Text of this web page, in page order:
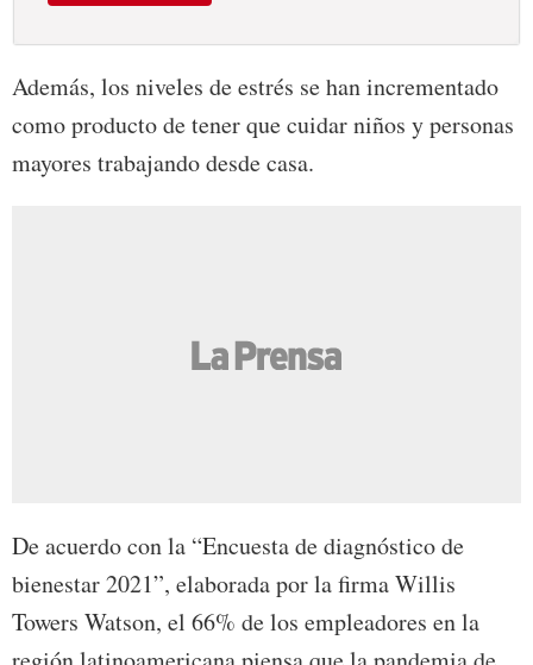
Además, los niveles de estrés se han incrementado
como producto de tener que cuidar niños y personas
mayores trabajando desde casa.
De acuerdo con la “Encuesta de diagnóstico de
bienestar 2021”, elaborada por la firma Willis
Towers Watson, el 66% de los empleadores en la